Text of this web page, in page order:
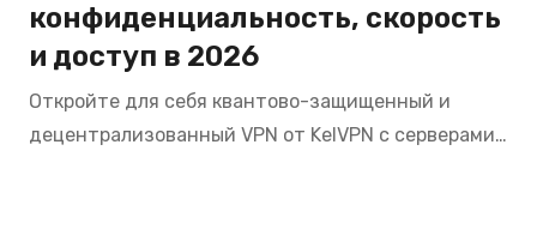
конфиденциальность, скорость
и доступ в 2026
Откройте для себя квантово-защищенный и
децентрализованный VPN от KelVPN с серверами